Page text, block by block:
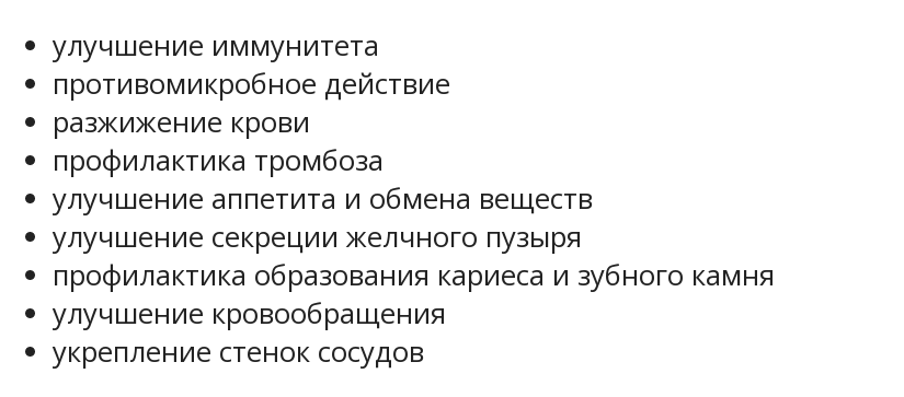
улучшение иммунитета
противомикробное действие
разжижение крови
профилактика тромбоза
улучшение аппетита и обмена веществ
улучшение секреции желчного пузыря
профилактика образования кариеса и зубного камня
улучшение кровообращения
укрепление стенок сосудов